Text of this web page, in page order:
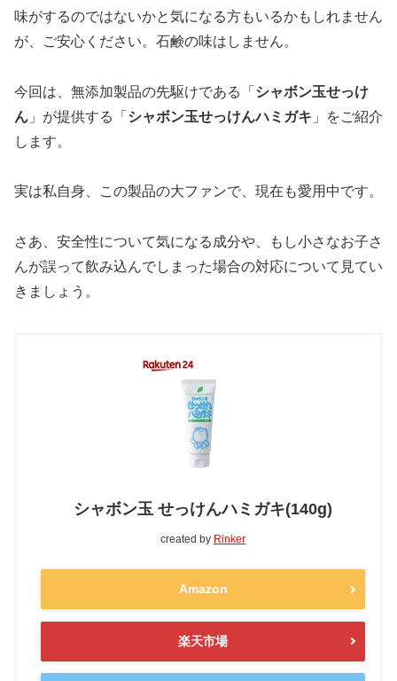
味がするのではないかと気になる方もいるかもしれません
が、ご安心ください。石鹸の味はしません。
今回は、無添加製品の先駆けである「 シャボン玉せっけ
ん 」が提供する「 シャボン玉せっけんハミガキ 」をご紹介
します。
実は私自身、この製品の大ファンで、現在も愛用中です。
さあ、安全性について気になる成分や、もし小さなお子さ
んが誤って飲み込んでしまった場合の対応について見てい
きましょう。
シャボン玉 せっけんハミガキ(140g)
created by Rinker
Amazon
楽天市場